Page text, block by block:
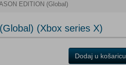
EDITION (Global)
(Xbox series X)
Dodaj u košaricu